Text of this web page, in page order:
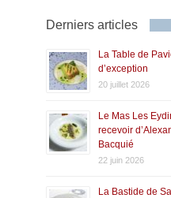
Derniers articles
La Table de
d’exception
20 juillet 2026
Le Mas Les
recevoir
Bacquié
22 juin 2026
La Bastide de